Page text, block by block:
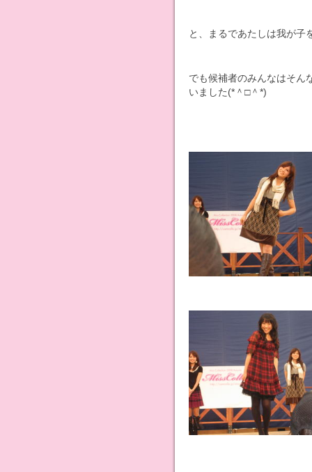
と、まるであたしは我が子
でも候補者のみんなはそん
いました(*＾□＾*)